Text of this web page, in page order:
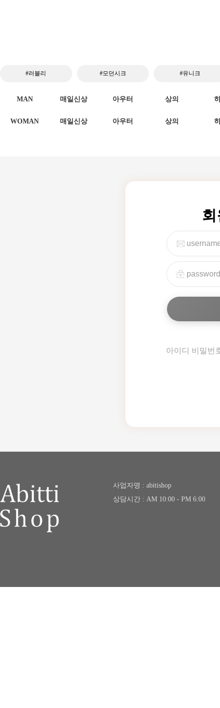
#러블리 #모던시크 #유니크
MAN 매일신상 아우터 상의
WOMAN 매일신상 아우터 상의
아이디 비밀번
사업자명 : abitishop
상담시간 : AM 10:00 - PM 6:00